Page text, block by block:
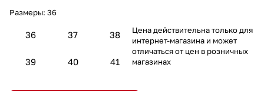
Размеры: 36
36 37 38
39 40 41
Цена действительна только для
интернет-магазина и может
отличаться от цен в розничных
магазинах